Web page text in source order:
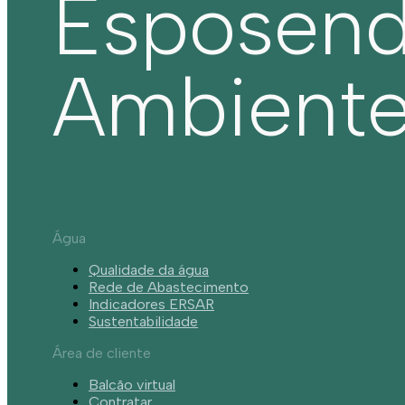
Água
Qualidade da água
Rede de Abastecimento
Indicadores ERSAR
Sustentabilidade
Área de cliente
Balcão virtual
Contratar